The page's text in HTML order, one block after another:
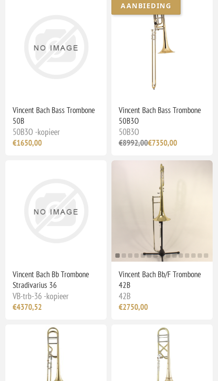
Vincent Bach Bass Trombone
50B
50B3O -kopieer
€1650,00
AANBIEDING
Vincent Bach Bass Trombone
50B3O
50B3O
€8992,00€7350,00
Vincent Bach Bb Trombone
Stradivarius 36
VB-trb-36 -kopieer
€4370,52
Vincent Bach Bb/F Trombone
42B
42B
€2750,00